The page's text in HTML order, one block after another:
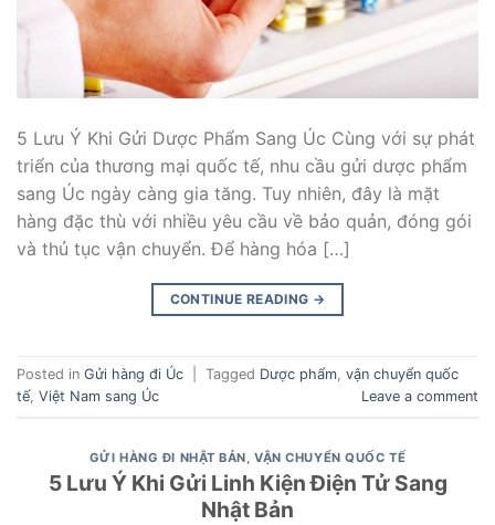
5 Lưu Ý Khi Gửi Dược Phẩm Sang Úc Cùng với sự phát
triển của thương mại quốc tế, nhu cầu gửi dược phẩm
sang Úc ngày càng gia tăng. Tuy nhiên, đây là mặt
hàng đặc thù với nhiều yêu cầu về bảo quản, đóng gói
và thủ tục vận chuyển. Để hàng hóa […]
CONTINUE READING →
Posted in Gửi hàng đi Úc Tagged Dược phẩm, vận chuyển quốc
tế, Việt Nam sang Úc Leave a comment
GỬI HÀNG ĐI NHẬT BẢN,VẬN CHUYỂN QUỐC TẾ
5 Lưu Ý Khi Gửi Linh Kiện Điện Tử Sang
Nhật Bản